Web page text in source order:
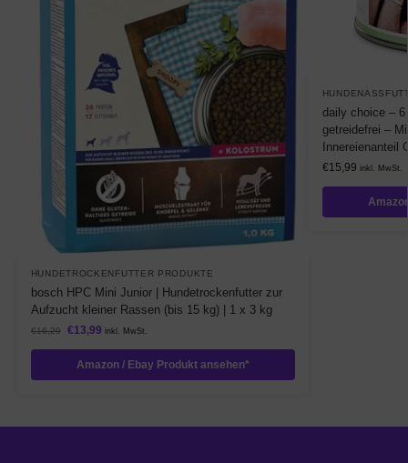
HUNDETROCKENFUTTER PRODUKTE
bosch HPC Mini Junior | Hundetrockenfutter zur
Aufzucht kleiner Rassen (bis 15 kg) | 1 x 3 kg
€16,29 €13,99 inkl. MwSt.
Amazon / Ebay Produkt ansehen*
daily choice –
getreidefrei –
Innereienanteil
€15,99 inkl. MwSt.